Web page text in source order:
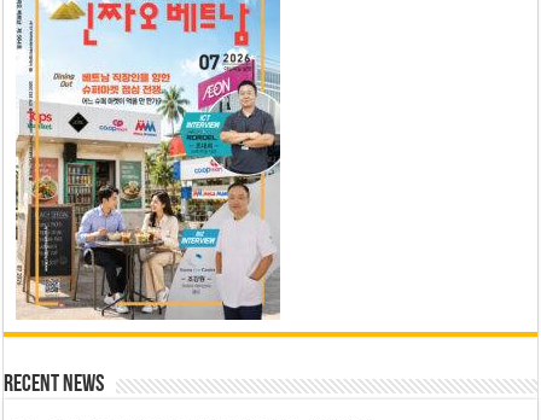
Recent News